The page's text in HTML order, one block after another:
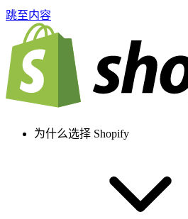
跳至内容
为什么选择 Shopify